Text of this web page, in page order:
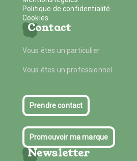
Politique de confidentialité
Cookies
Contact
Vous êtes un particulier
Vous êtes un professionnel
Prendre contact
Promouvoir ma marque
Newsletter